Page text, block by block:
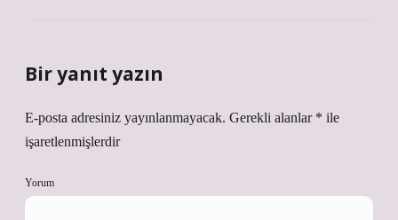
Bir yanıt yazın
E-posta adresiniz yayınlanmayacak. Gerekli alanlar * ile
işaretlenmişlerdir
Yorum